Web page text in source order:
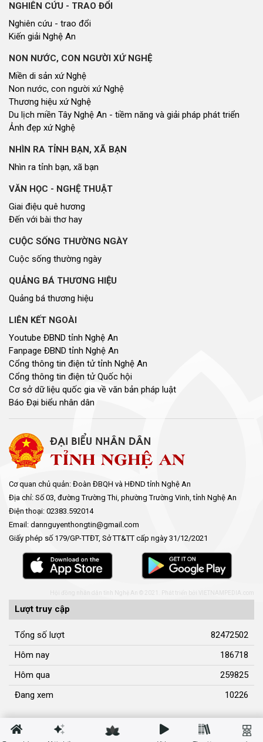
NGHIÊN CỨU - TRAO ĐỔI
Nghiên cứu - trao đổi
Kiến giải Nghệ An
NON NƯỚC, CON NGƯỜI XỨ NGHỆ
Miền di sản xứ Nghệ
Non nước, con người xứ Nghệ
Thương hiệu xứ Nghệ
Du lịch miền Tây Nghệ An - tiềm năng và giải pháp phát triển
Ảnh đẹp xứ Nghệ
NHÌN RA TỈNH BẠN, XÃ BẠN
Nhìn ra tỉnh bạn, xã bạn
VĂN HỌC - NGHỆ THUẬT
Giai điệu quê hương
Đến với bài thơ hay
CUỘC SỐNG THƯỜNG NGÀY
Cuộc sống thường ngày
QUẢNG BÁ THƯƠNG HIỆU
Quảng bá thương hiệu
LIÊN KẾT NGOÀI
Youtube ĐBND tỉnh Nghệ An
Fanpage ĐBND tỉnh Nghệ An
Cổng thông tin điện tử tỉnh Nghệ An
Cổng thông tin điện tử Quốc hội
Cơ sở dữ liệu quốc gia về văn bản pháp luật
Báo Đại biểu nhân dân
Cơ quan chủ quản: Đoàn ĐBQH và HĐND tỉnh Nghệ An
Địa chỉ: Số 03, đường Trường Thi, phường Trường Vinh, tỉnh Nghệ An
Điện thoại: 02383.592014
Email: dannguyenthongtin@gmail.com
Giấy phép số 179/GP-TTĐT, Sở TT&TT cấp ngày 31/12/2021
Hội đồng nhân dân tỉnh Nghệ An © 2021. Phát triển bởi
Lượt truy cập
Tổng số lượt
82472502
Hôm nay
186718
Hôm qua
259825
Đang xem
10226